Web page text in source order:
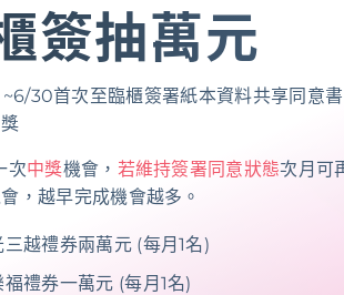
簽抽萬元
30首次至臨櫃簽署紙本資料共享同意書
次中獎機會， 若維持簽署同意狀態次月可
，越早完成機會越多。
三越禮券兩萬元 (每月1名)
福禮券一萬元 (每月1名)